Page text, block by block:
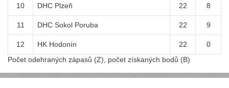
10 DHC Plzeň 22 8
11 DHC Sokol Poruba 22 9
12 HK Hodonín 22
0
Počet odehraných zápasů (Z), počet získaných bodů (B)